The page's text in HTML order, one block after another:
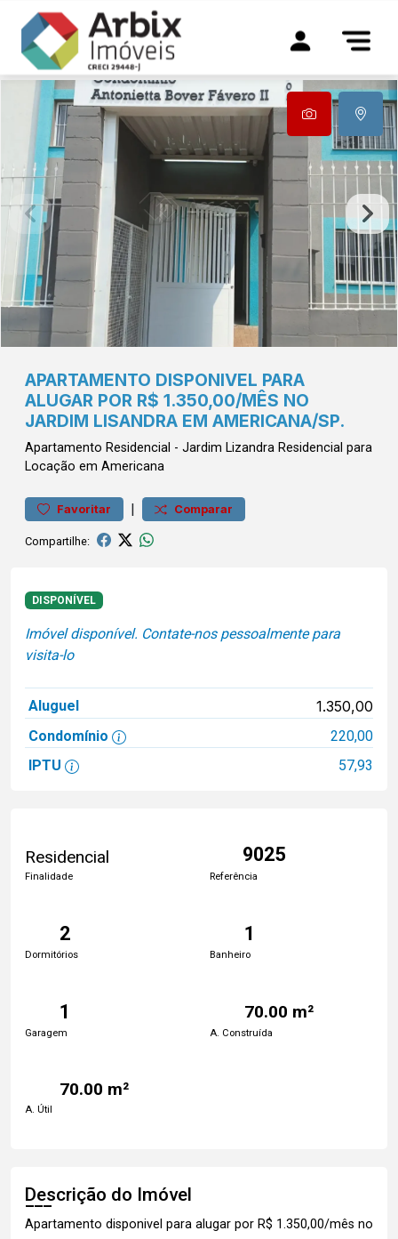
APARTAMENTO DISPONIVEL PARA
ALUGAR POR R$ 1.350,00/MÊS NO
JARDIM LISANDRA EM AMERICANA/SP.
Apartamento Residencial - Jardim Lizandra Residencial para
Locação em Americana
Favoritar | Comparar
Compartilhe:
DISPONÍVEL
Imóvel disponível. Contate-nos pessoalmente para
visita-lo
Aluguel 1.350,00
Condomínio
220,00
IPTU
57,93
Residencial
Finalidade
9025
Referência
2
Dormitórios
1
Banheiro
1
Garagem
70.00 m²
A. Construída
70.00 m²
A. Útil
Descrição do Imóvel
Apartamento disponivel para alugar por R$ 1.350,00/mês no